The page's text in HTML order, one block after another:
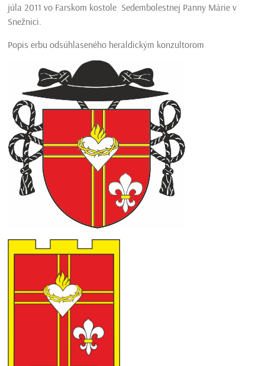
júla 2011 vo Farskom kostole Sedembolestnej Panny Márie v
Snežnici.
Popis erbu odsúhlaseného heraldickým konzultorom